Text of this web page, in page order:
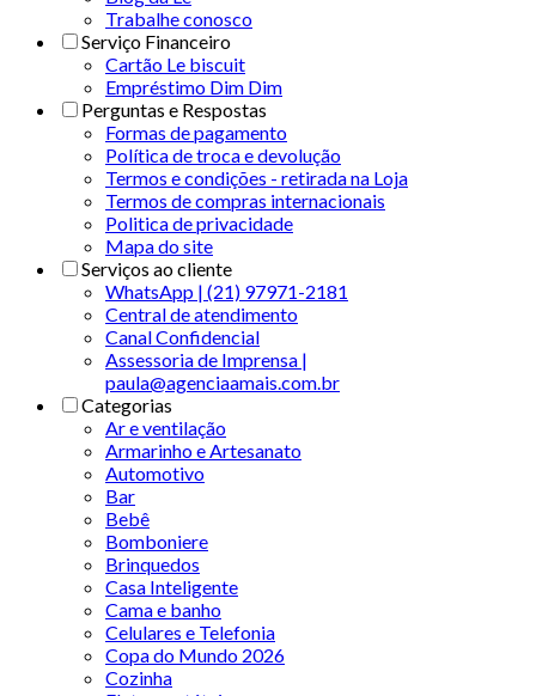
Trabalhe conosco
Serviço Financeiro
Cartão Le biscuit
Empréstimo Dim Dim
Perguntas e Respostas
Formas de pagamento
Política de troca e devolução
Termos e condições - retirada na Loja
Termos de compras internacionais
Politica de privacidade
Mapa do site
Serviços ao cliente
WhatsApp | (21) 97971-2181
Central de atendimento
Canal Confidencial
Assessoria de Imprensa |
paula@agenciaamais.com.br
Categorias
Ar e ventilação
Armarinho e Artesanato
Automotivo
Bar
Bebê
Bomboniere
Brinquedos
Casa Inteligente
Cama e banho
Celulares e Telefonia
Copa do Mundo 2026
Cozinha